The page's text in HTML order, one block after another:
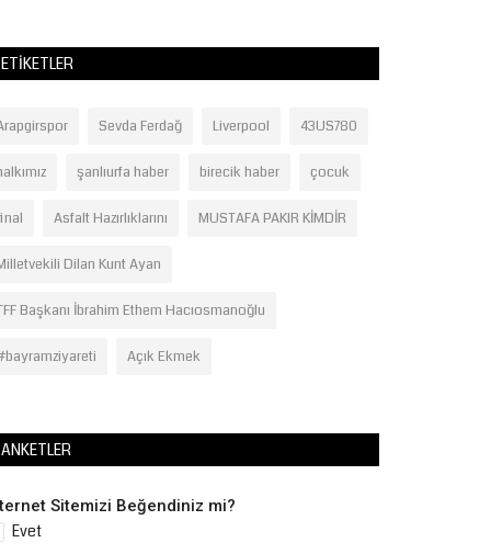
ETIKETLER
Sevda Ferdağ Liverpool 43US780
şanlıurfa haber birecik haber çocuk
Asfalt Hazırlıklarını MUSTAFA PAKIR KİMDİR
Dilan Kunt Ayan
Başkanı İbrahim Ethem Hacıosmanoğlu
Açık Ekmek
ANKETLER
Sitemizi Beğendiniz mi?
Evet